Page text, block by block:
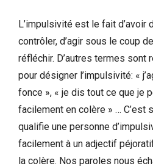
L’impulsivité est le fait d’avoir
contrôler, d’agir sous le coup
réfléchir. D’autres termes sont
pour désigner l’impulsivité: «
fonce », « je dis tout ce que je
facilement en colère » … C’est
qualifie une personne
facilement à un adjectif
la colère. Nos paroles nous